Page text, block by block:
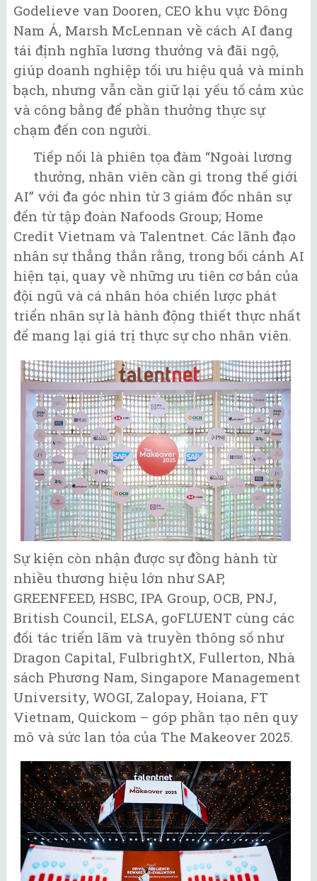
Godelieve van Dooren, CEO khu vực Đông
Nam Á, Marsh McLennan về cách AI đang
tái định nghĩa lương thưởng và đãi ngộ,
giúp doanh nghiệp tối ưu hiệu quả và minh
bạch, nhưng vẫn cần giữ lại yếu tố cảm xúc
và công bằng để phần thưởng thực sự
chạm đến con người.
Tiếp nối là phiên tọa đàm “Ngoài lương
thưởng, nhân viên cần gì trong thế giới
AI” với đa góc nhìn từ 3 giám đốc nhân sự
đến từ tập đoàn Nafoods Group; Home
Credit Vietnam và Talentnet. Các lãnh đạo
nhân sự thẳng thắn rằng, trong bối cảnh AI
hiện tại, quay về những ưu tiên cơ bản của
đội ngũ và cá nhân hóa chiến lược phát
triển nhân sự là hành động thiết thực nhất
để mang lại giá trị thực sự cho nhân viên.
Sự kiện còn nhận được sự đồng hành từ
nhiều thương hiệu lớn như SAP,
GREENFEED, HSBC, IPA Group, OCB, PNJ,
British Council, ELSA, goFLUENT cùng các
đối tác triển lãm và truyền thông số như
Dragon Capital, FulbrightX, Fullerton, Nhà
sách Phương Nam, Singapore Management
University, WOGI, Zalopay, Hoiana, FT
Vietnam, Quickom – góp phần tạo nên quy
mô và sức lan tỏa của The Makeover 2025.